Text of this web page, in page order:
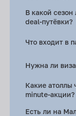
Локальный
Классический
тыс. рублей и
В какой
deal-путёвки?
Май–июль —
начало октября
Что входит в
проживание,
Нужна ли
30-дневный
заполняется
Какие атоллы
minute-акции?
Северный,
Есть ли на